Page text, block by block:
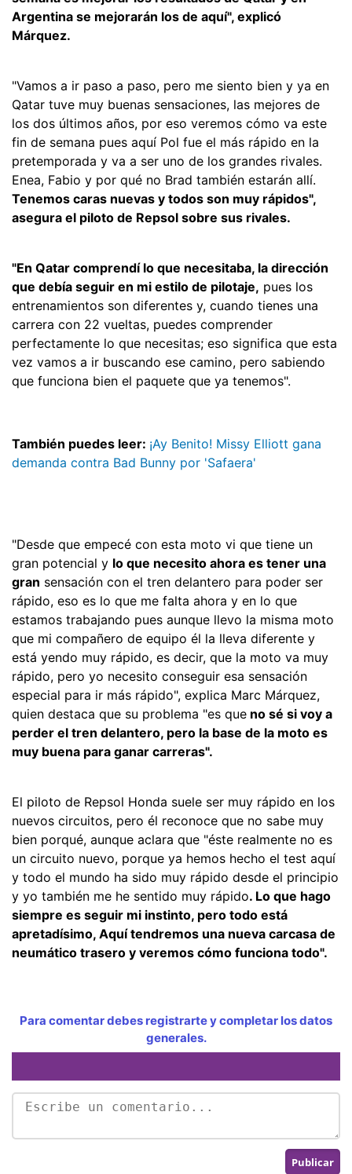
Argentina se mejorarán los de aquí", explicó
Márquez.
"Vamos a ir paso a paso, pero me siento bien y ya en
Qatar tuve muy buenas sensaciones, las mejores de
los dos últimos años, por eso veremos cómo va este
fin de semana pues aquí Pol fue el más rápido en la
pretemporada y va a ser uno de los grandes rivales.
Enea, Fabio y por qué no Brad también estarán allí.
Tenemos caras nuevas y todos son muy rápidos",
asegura el piloto de Repsol sobre sus rivales.
"En Qatar comprendí lo que necesitaba, la dirección
que debía seguir en mi estilo de pilotaje, pues los
entrenamientos son diferentes y, cuando tienes una
carrera con 22 vueltas, puedes comprender
perfectamente lo que necesitas; eso significa que esta
vez vamos a ir buscando ese camino, pero sabiendo
que funciona bien el paquete que ya tenemos".
También puedes leer: ¡Ay Benito! Missy Elliott gana
demanda contra Bad Bunny por 'Safaera'
"Desde que empecé con esta moto vi que tiene un
gran potencial y lo que necesito ahora es tener una
gran sensación con el tren delantero para poder ser
rápido, eso es lo que me falta ahora y en lo que
estamos trabajando pues aunque llevo la misma moto
que mi compañero de equipo él la lleva diferente y
está yendo muy rápido, es decir, que la moto va muy
rápido, pero yo necesito conseguir esa sensación
especial para ir más rápido", explica Marc Márquez,
quien destaca que su problema "es que no sé si voy a
perder el tren delantero, pero la base de la moto es
muy buena para ganar carreras".
El piloto de Repsol Honda suele ser muy rápido en los
nuevos circuitos, pero él reconoce que no sabe muy
bien porqué, aunque aclara que "éste realmente no es
un circuito nuevo, porque ya hemos hecho el test aquí
y todo el mundo ha sido muy rápido desde el principio
y yo también me he sentido muy rápido. Lo que hago
siempre es seguir mi instinto, pero todo está
apretadísimo, Aquí tendremos una nueva carcasa de
neumático trasero y veremos cómo funciona todo".
Para comentar debes registrarte y completar los datos
generales.